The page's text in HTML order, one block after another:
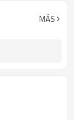
PP, PVDF, etc.
MÁS